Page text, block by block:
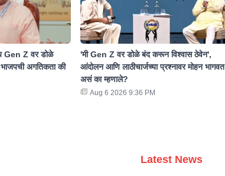
Gen Z वर डोळे
अगतिकता की
'मी Gen Z वर डोळे बंद करून विश्वास ठेवेन',
आंदोलन आणि लाठीचार्जच्या प्रश्नावर मोहन भागवत
असं का म्हणाले?
Aug 6 2026 9:36 PM
Latest News